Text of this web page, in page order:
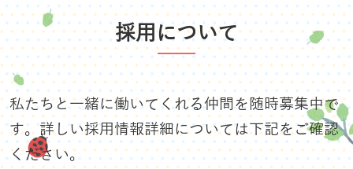
採用について
私たちと一緒に働いてくれる仲間を随時募集中で
す。詳しい採用情報詳細については下記をご確認
ください。